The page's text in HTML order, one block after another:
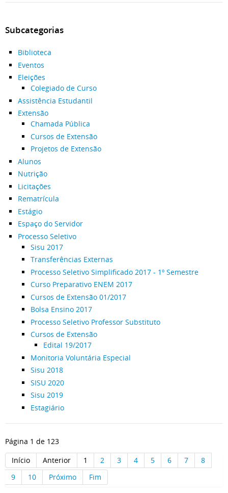
Subcategorias
Biblioteca
Eventos
Eleições
Colegiado de Curso
Assistência Estudantil
Extensão
Chamada Pública
Cursos de Extensão
Projetos de Extensão
Alunos
Nutrição
Licitações
Rematrícula
Estágio
Espaço do Servidor
Processo Seletivo
Sisu 2017
Transferências Externas
Processo Seletivo Simplificado 2017 - 1º Semestre
Curso Preparativo ENEM 2017
Cursos de Extensão 01/2017
Bolsa Ensino 2017
Processo Seletivo Professor Substituto
Cursos de Extensão
Edital 19/2017
Monitoria Voluntária Especial
Sisu 2018
SISU 2020
Sisu 2019
Estagiário
Página 1 de 123
Início
Anterior 1 2 3 4 5 6 7
8
9
10 Próximo Fim